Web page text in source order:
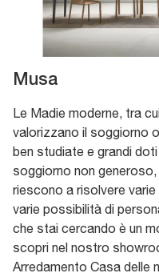
Musa
Le Madie moderne, tra
valorizzano il soggiorno
ben studiate e grandi
soggiorno non
riescono a risolvere
varie possibilità di
che stai cercando è un
scopri nel nostro
Arredamento Casa delle